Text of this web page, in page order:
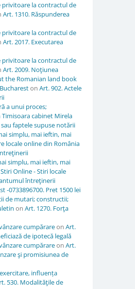
la contractul de
Art. 1310. Răspunderea
la contractul de
Art. 2017. Executarea
la contractul de
Art. 2009. Noţiunea
the Romanian land book
on Art. 902. Actele
a unui proces;
cabinet Mirela
sau faptele supuse notării
simplu, mai ieftin, mai
locale online din România
simplu, mai ieftin, mai
Online - Stiri locale
întreţinerii
-0733896700. Pret 1500 lei
de mutari; constructii;
on Art. 1270. Forţa
cumpărareon Art.
de ipotecă legală
cumpărareon Art.
şi promisiunea de
influența
530. Modalităţile de